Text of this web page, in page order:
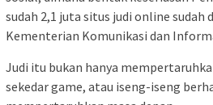
sudah 2,1 juta situs judi online
Kementerian Komunikasi dan
Judi itu bukan hanya
sekedar game, atau iseng-iseng